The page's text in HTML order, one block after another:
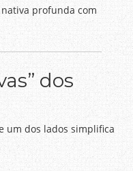
profunda com
dos
um dos lados simplifica